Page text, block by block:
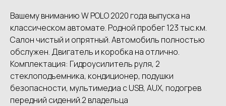
Вашему вниманию W POLO 2020 года выпуска на
классическом автомате. Родной пробег 123 тыс.км.
Салон чистый и опрятный. Автомобиль полностью
обслужен. Двигатель и коробка на отлично.
Комплектация: Гидроусилитель руля, 2
стеклоподъемника, кондиционер, подушки
безопасности, мультимедиа с USB, AUX, подогрев
передний сидений.2 владельца